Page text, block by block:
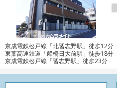
京成電鉄松戸線「北習志野駅」徒歩12分
東葉高速鉄道「船橋日大前駅」徒歩18分
京成電鉄松戸線「習志野駅」徒歩23分